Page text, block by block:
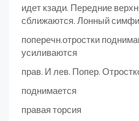
идет кзади. Передние
сближаются. Лонный
поперечн.отростки
усиливаются
прав. И лев. Попер.
поднимается
правая торсия